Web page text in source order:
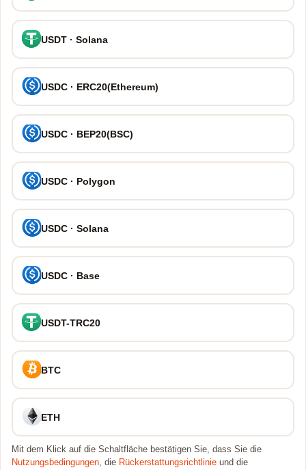
USDT · Solana
USDC · ERC20(Ethereum)
USDC · BEP20(BSC)
USDC · Polygon
USDC · Solana
USDC · Base
USDT-TRC20
BTC
ETH
Mit dem Klick auf die Schaltfläche bestätigen Sie, dass Sie die
Nutzungsbedingungen, die Rückerstattungsrichtlinie und die